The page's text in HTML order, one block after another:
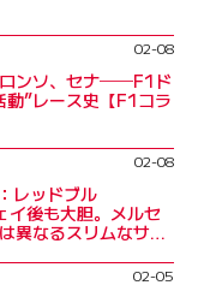
02-08
ンソ、セナ──F1ド
動”レース史【F1コラ
02-08
レッドブル
イ後も大胆。メルセ
異なるスリムなサイ
02-05